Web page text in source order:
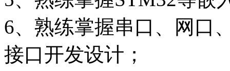
6、熟练掌握串口、网口
接口开发设计；